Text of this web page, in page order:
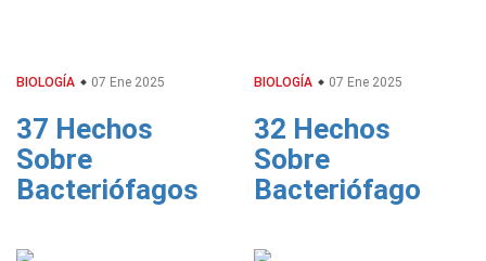
BIOLOGÍA 07 Ene 2025
37 Hechos
Sobre
Bacteriófagos
BIOLOGÍA 07 Ene 2025
32 Hechos
Sobre
Bacteriófago